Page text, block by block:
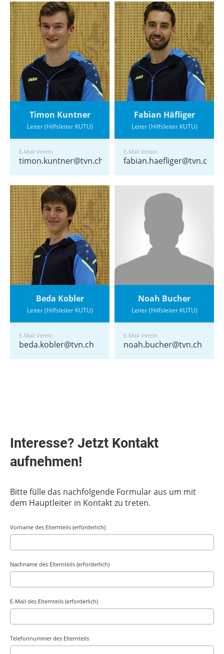
Timon Kuntner
Leiter (Hilfsleiter KUTU)
E-Mail Verein
timon.kuntner@tvn.ch
Fabian Häfliger
Leiter (Hilfsleiter KUTU)
E-Mail Verein
fabian.haefliger@tvn.ch
Beda Kobler
Leiter (Hilfsleiter KUTU)
E-Mail Verein
beda.kobler@tvn.ch
Noah Bucher
Leiter (Hilfsleiter KUTU)
E-Mail Verein
noah.bucher@tvn.ch
Interesse? Jetzt Kontakt
aufnehmen!
Bitte fülle das nachfolgende Formular aus um mit
dem Hauptleiter in Kontakt zu treten.
Vorname des Elternteils (erforderlich)
Nachname des Elternteils (erforderlich)
E-Mail des Elternteils (erforderlich)
Telefonnummer des Elternteils